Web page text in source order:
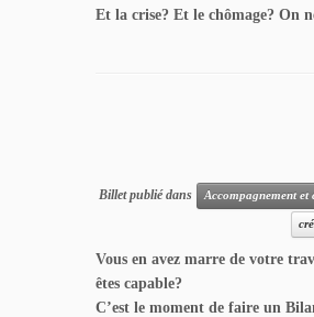
Et la crise? Et le chômage? On
Billet publié dans Accompagnement et
Vous en avez marre de votre
êtes capable?
C’est le moment de faire un